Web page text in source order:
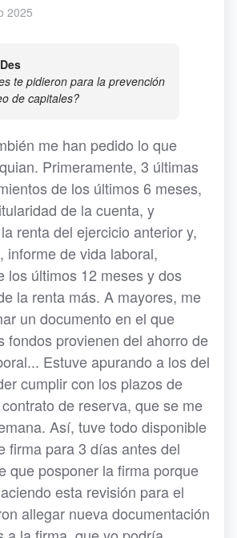
2025
te pidieron para la prevención
de capitales?
me han pedido lo que
Primeramente, 3 últimas
de los últimos 6 meses,
de la cuenta, y
renta del ejercicio anterior y,
informe de vida laboral,
los últimos 12 meses y dos
la renta más. A mayores, me
un documento en el que
fondos provienen del ahorro de
Estuve apurando a los del
cumplir con los plazos de
de reserva, que se me
Así, tuve todo disponible
firma para 3 días antes del
que posponer la firma porque
esta revisión para el
allegar nueva documentación